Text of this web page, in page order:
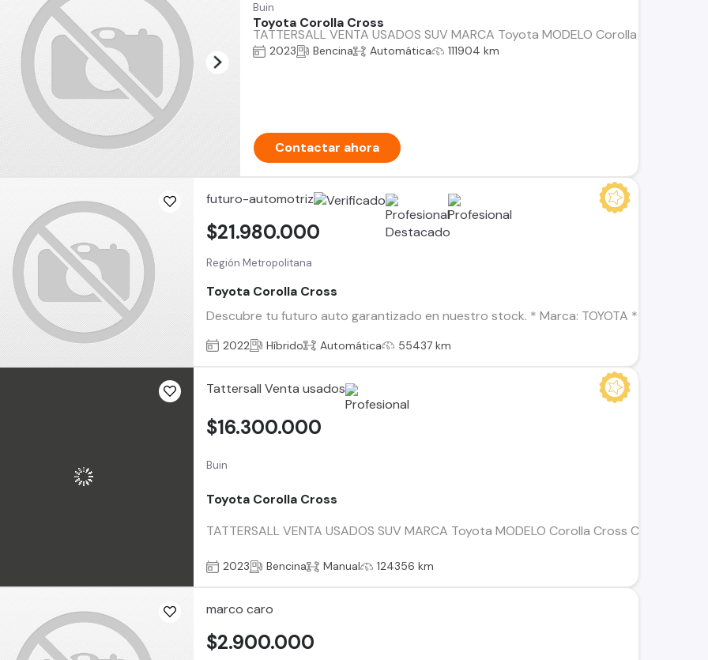
Buin
Toyota Corolla Cross
TATTERSALL VENTA USADOS SUV MARCA Toyota MODELO Corolla Cross CVT
2023 Bencina Automática 111904 km
Contactar ahora
futuro-automotriz
Región Metropolitana
Toyota Corolla Cross
Descubre tu futuro auto garantizado en nuestro stock. * Marca: TOYOTA * Modelo:
$21.980.000
2022 Híbrido Automática 55437 km
Tattersall Venta usados
Buin
Toyota Corolla Cross
TATTERSALL VENTA USADOS SUV MARCA Toyota MODELO Corolla Cross CVT 2.0
$16.300.000
2023 Bencina Manual 124356 km
marco caro
$2.900.000